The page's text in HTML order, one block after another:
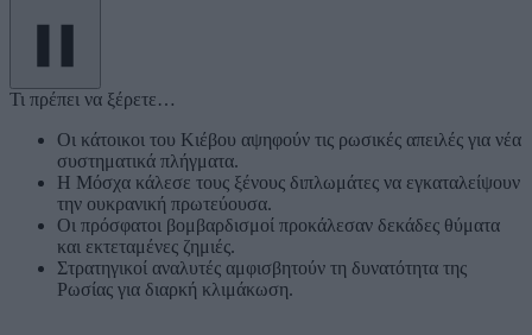
Τι πρέπει να ξέρετε…
Οι κάτοικοι του Κιέβου αψηφούν τις ρωσικές απειλές για νέα
συστηματικά πλήγματα.
Η Μόσχα κάλεσε τους ξένους διπλωμάτες να εγκαταλείψουν
την ουκρανική πρωτεύουσα.
Οι πρόσφατοι βομβαρδισμοί προκάλεσαν δεκάδες θύματα
και εκτεταμένες ζημιές.
Στρατηγικοί αναλυτές αμφισβητούν τη δυνατότητα της
Ρωσίας για διαρκή κλιμάκωση.